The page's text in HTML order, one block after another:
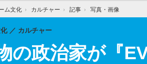
ム文化 › カルチャー › 記事 › 写真・画像
の政治家が『
カルチャー